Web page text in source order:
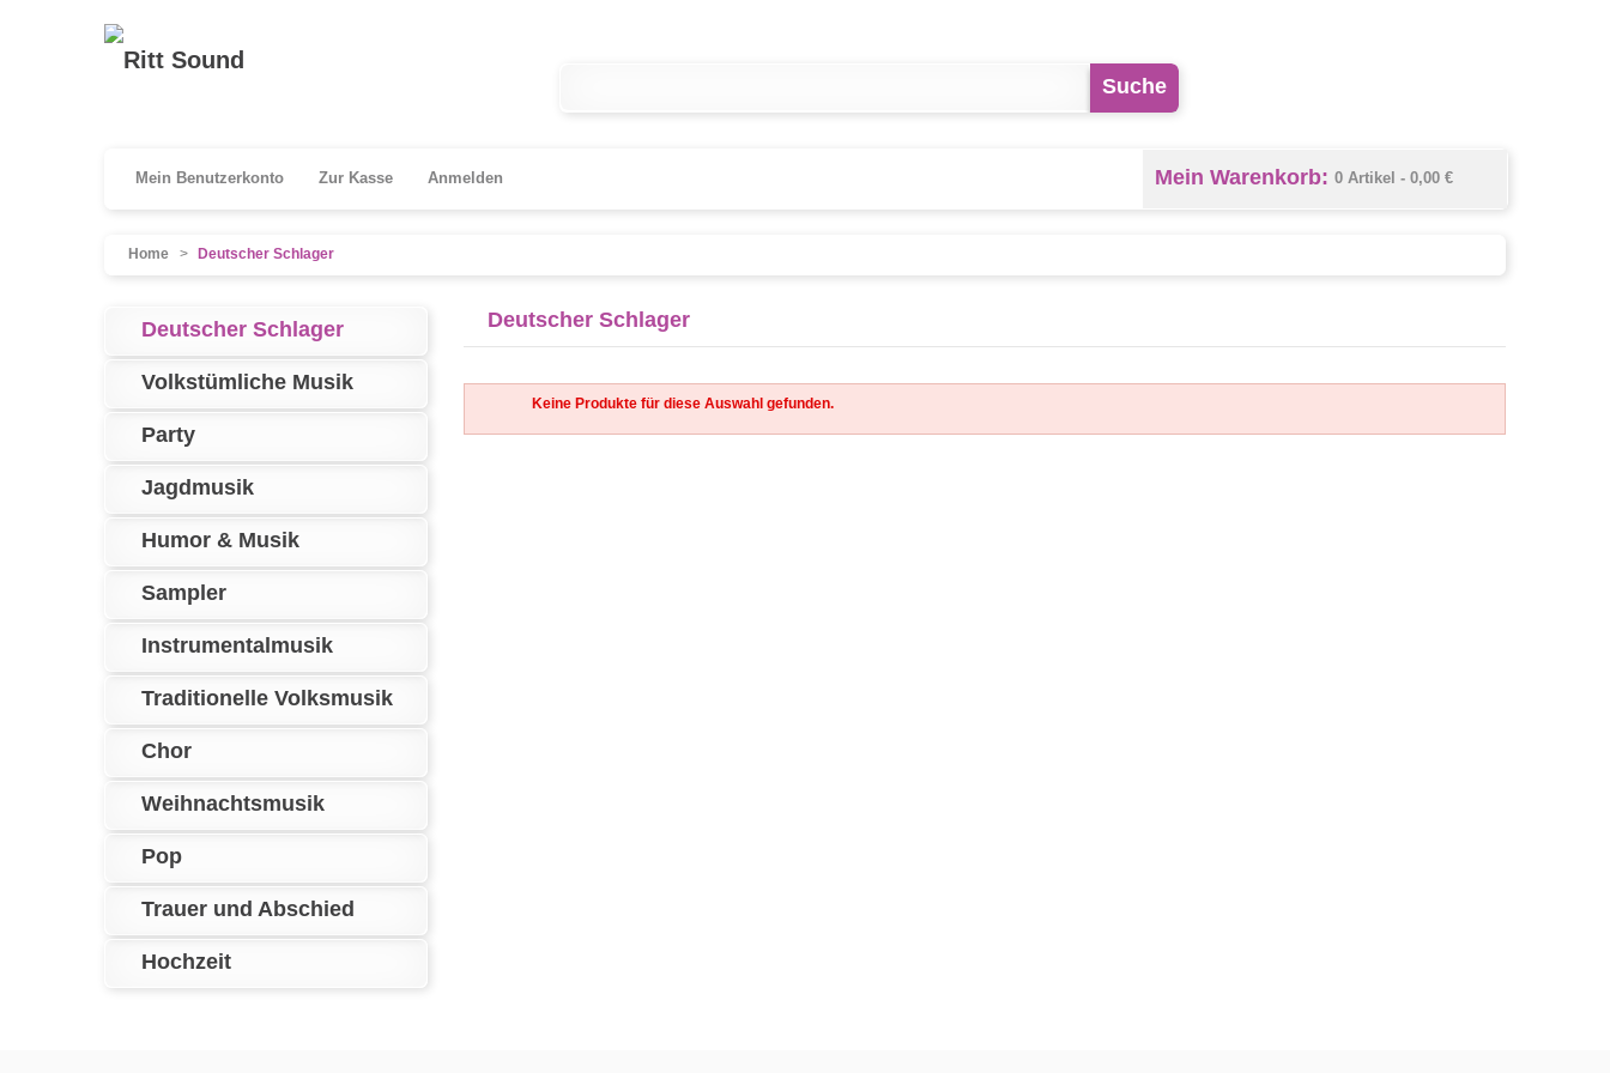
Suche
Mein Warenkorb: 0 Artikel - 0,00 €
Anmelden
Mein Benutzerkonto Zur Kasse
Home > Deutscher Schlager
Deutscher Schlager
Keine Produkte für diese Auswahl gefunden.
Deutscher Schlager
Volkstümliche Musik
Party
Jagdmusik
Humor & Musik
Sampler
Instrumentalmusik
Traditionelle Volksmusik
Chor
Weihnachtsmusik
Pop
Trauer und Abschied
Hochzeit